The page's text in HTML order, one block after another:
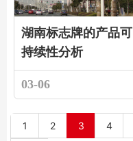
湖南标志牌的产品可
持续性分析
03-06
1 2 3 4